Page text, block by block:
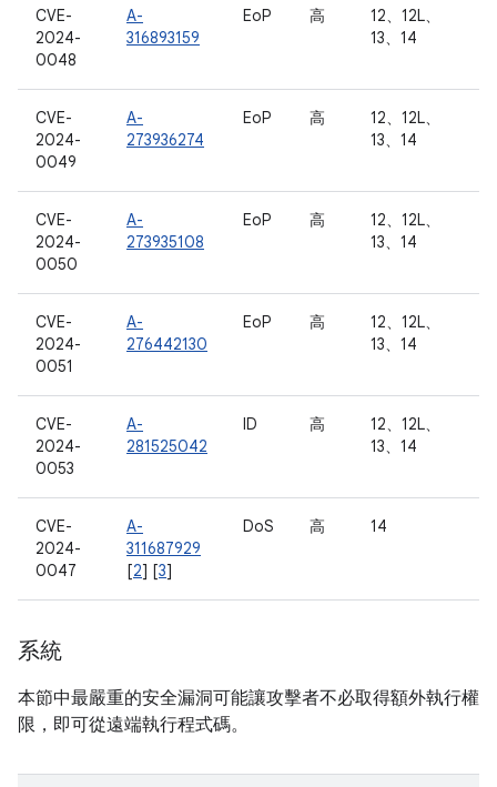
CVE-
2024-
0048
A-
316893159
EoP 高
12、12L、
13、14
CVE-
2024-
0049
A-
273936274
EoP 高
12、12L、
13、14
CVE-
2024-
0050
A-
273935108
EoP 高
12、12L、
13、14
CVE-
2024-
0051
A-
276442130
EoP 高
12、12L、
13、14
CVE-
2024-
0053
A-
281525042
ID 高
12、12L、
13、14
CVE-
2024-
0047
A-
311687929
[2] [3]
DoS 高 14
系統
本節中最嚴重的安全漏洞可能讓攻擊者不必取得額外執行權
限，即可從遠端執行程式碼。